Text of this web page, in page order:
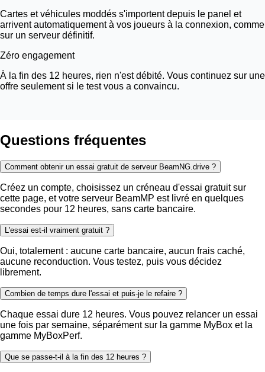
Cartes et véhicules moddés s'importent depuis le panel et
arrivent automatiquement à vos joueurs à la connexion, comme
sur un serveur définitif.
Zéro engagement
À la fin des 12 heures, rien n'est débité. Vous continuez sur une
offre seulement si le test vous a convaincu.
Questions fréquentes
Comment obtenir un essai gratuit de serveur BeamNG.drive ?
Créez un compte, choisissez un créneau d'essai gratuit sur
cette page, et votre serveur BeamMP est livré en quelques
secondes pour 12 heures, sans carte bancaire.
L'essai est-il vraiment gratuit ?
Oui, totalement : aucune carte bancaire, aucun frais caché,
aucune reconduction. Vous testez, puis vous décidez
librement.
Combien de temps dure l'essai et puis-je le refaire ?
Chaque essai dure 12 heures. Vous pouvez relancer un essai
une fois par semaine, séparément sur la gamme MyBox et la
gamme MyBoxPerf.
Que se passe-t-il à la fin des 12 heures ?